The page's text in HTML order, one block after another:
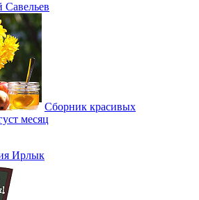
Сборник красивых
месяц
Ирлык